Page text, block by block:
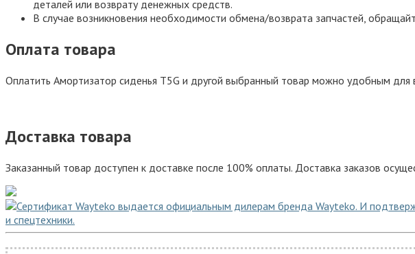
деталей или возврату денежных средств.
В случае возникновения необходимости обмена/возврата запчастей,
Оплата товара
Оплатить Амортизатор сиденья T5G и другой выбранный товар можно удобным для
Доставка товара
Заказанный товар доступен к доставке после 100% оплаты. Доставка заказов